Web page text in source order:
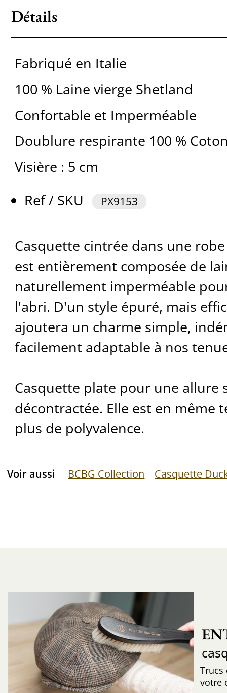
Détails
Fabriqué en Italie
100 % Laine vierge Shetland
Confortable et Imperméable
Doublure respirante 100 %
Visière : 5 cm
Ref / SKU
PX9153
Casquette cintrée dans une
est entièrement composée de
naturellement imperméable
l'abri. D'un style épuré, mais
ajoutera un charme simple,
facilement adaptable à nos
Casquette plate pour une allure
décontractée. Elle est en même
plus de polyvalence.
Voir aussi BCBG Collection Casquette
votre